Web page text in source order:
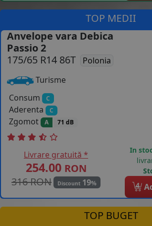
TOP MEDII
Anvelope vara Debica
Passio 2
175/65 R14 86T
Polonia
Turisme
Consum
C
Aderenta C
Zgomot A 71 dB
Livrare gratuită *
254.00 RON
316 RON
Discount 19%
In
4
TOP BUGET